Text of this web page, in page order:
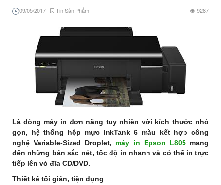
09/05/2017 | Tin Sản Phẩm 9287
Là dòng máy in đơn năng tuy nhiên với kích thước nhỏ
gọn, hệ thống hộp mực InkTank 6 màu kết hợp công
nghệ Variable-Sized Droplet, máy in Epson L805mang
đến những bản sắc nét, tốc độ in nhanh và có thể in trực
tiếp lên vỏ đĩa CD/DVD.
Thiết kế tối giản, tiện dụng